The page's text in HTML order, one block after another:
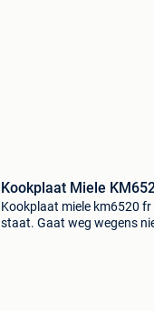
Kookplaat Miele
Kookplaat miele km6520
staat. Gaat weg wegens